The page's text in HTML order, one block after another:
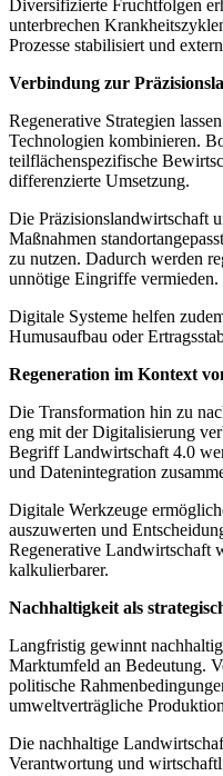
Diversifizierte Fruchtfolgen
unterbrechen
Prozesse stabilisiert und
Verbindung zur
Regenerative Strategien
Technologien kombinieren.
teilflächenspezifische
differenzierte Umsetzung.
Die Präzisionslandwirtschaft
Maßnahmen
zu nutzen. Dadurch werden
unnötige Eingriffe vermieden.
Digitale Systeme helfen
Humusaufbau oder
Regeneration im Kontext
Die Transformation hin zu
eng mit der Digitalisierung
Begriff Landwirtschaft 4.0
und Datenintegration
Digitale Werkzeuge
auszuwerten und
Regenerative Landwirtschaft
kalkulierbarer.
Nachhaltigkeit als
Langfristig gewinnt
Marktumfeld an Bedeutung.
politische
umweltverträgliche
Die nachhaltige
Verantwortung und